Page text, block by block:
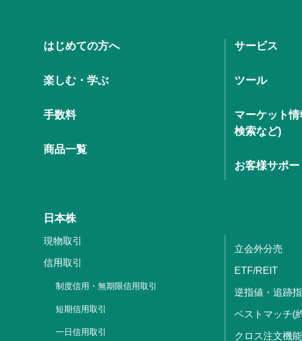
はじめての方へ
楽しむ・学ぶ
手数料
商品一覧
サービス
ツール
マーケット
検索など)
お客様サポー
日本株
現物取引
信用取引
制度信用・無期限信用取引
短期信用取引
一日信用取引
立会外分売
ETF/REIT
逆指値・追跡
ベストマッチ(
クロス注文機能